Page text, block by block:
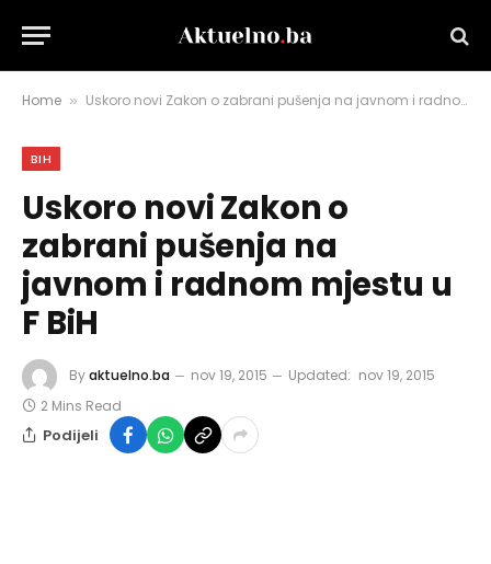
Home » Uskoro novi Zakon o zabrani pušenja na javnom i radnom mjestu u F BiH
BIH
Uskoro novi Zakon o
zabrani pušenja na
javnom i radnom mjestu u
F BiH
Byaktuelno.ba nov 19, 2015 Updated: nov 19, 2015
2 Mins Read
Podijeli